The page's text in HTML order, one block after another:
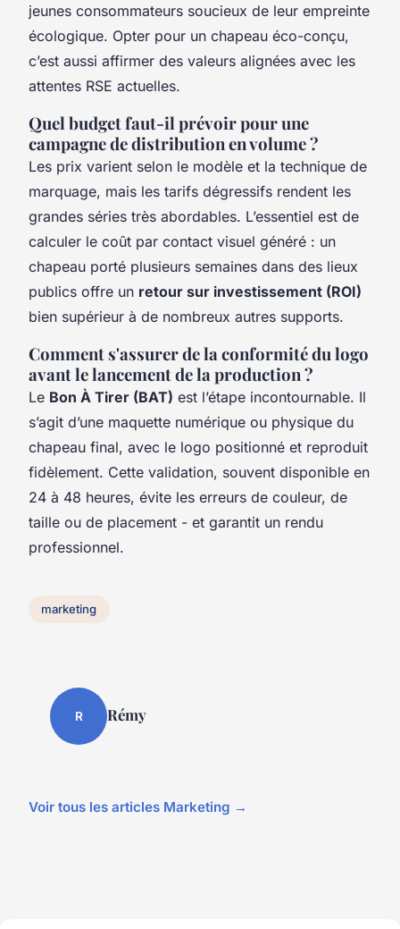
jeunes consommateurs soucieux de leur empreinte
écologique. Opter pour un chapeau éco-conçu,
c’est aussi affirmer des valeurs alignées avec les
attentes RSE actuelles.
Quel budget faut-il prévoir pour une
campagne de distribution en volume ?
Les prix varient selon le modèle et la technique de
marquage, mais les tarifs dégressifs rendent les
grandes séries très abordables. L’essentiel est de
calculer le coût par contact visuel généré : un
chapeau porté plusieurs semaines dans des lieux
publics offre un retour sur investissement (ROI)
bien supérieur à de nombreux autres supports.
Comment s'assurer de la conformité du logo
avant le lancement de la production ?
Le Bon À Tirer (BAT) est l’étape incontournable. Il
s’agit d’une maquette numérique ou physique du
chapeau final, avec le logo positionné et reproduit
fidèlement. Cette validation, souvent disponible en
24 à 48 heures, évite les erreurs de couleur, de
taille ou de placement - et garantit un rendu
professionnel.
marketing
R Rémy
Voir tous les articles Marketing →